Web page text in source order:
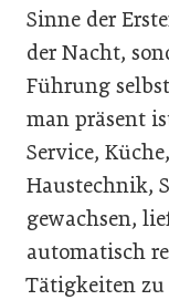
Sinne der
der Nacht,
Führung
man präsent
Service,
Haustechnik,
gewachsen,
automatisch
Tätigkeiten zu